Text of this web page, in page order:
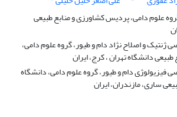
علوم دامی، پردیس کشاورزی و منابع طبیعی
و اصلاح نژاد دام و طیور، گروه علوم دامی،
دانشگاه تهران ، کرج، ایران
دام و طیور، گروه علوم دامی، دانشگاه
ساری، مازندران، ایران